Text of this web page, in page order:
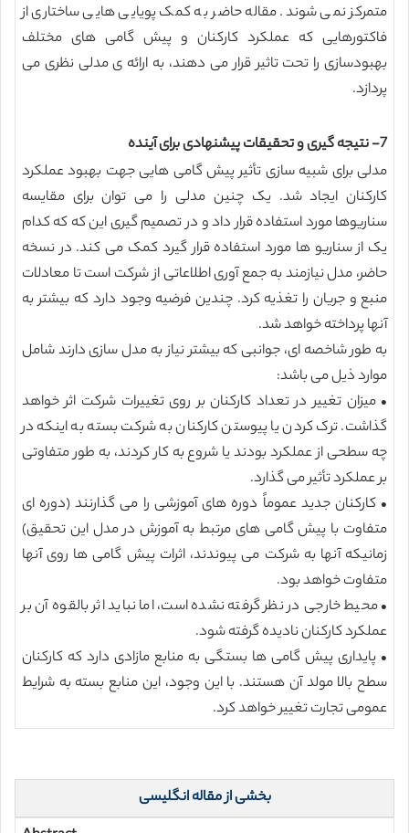
متمرکز نمی شوند. مقاله حاضر به کمک پویایی هایی ساختاری از
فاکتورهایی که عملکرد کارکنان و پیش گامی های مختلف
بهبودسازی را تحت تاثیر قرار می دهند، به ارائه ی مدلی نظری می
پردازد.
7- نتیجه گیری و تحقیقات پیشنهادی برای آینده
مدلی برای شبیه سازی تأثیر پیش گامی هایی جهت بهبود عملکرد
کارکنان ایجاد شد. یک چنین مدلی را می توان برای مقایسه
سناریوها مورد استفاده قرار داد و در تصمیم گیری این که که کدام
یک از سناریو ها مورد استفاده قرار گیرد کمک می کند. در نسخه
حاضر، مدل نیازمند به جمع آوری اطلاعاتی از شرکت است تا معادلات
منبع و جریان را تغذیه کرد. چندین فرضیه وجود دارد که بیشتر به
آنها پرداخته خواهد شد.
به طور شاخصه ای، جوانبی که بیشتر نیاز به مدل سازی دارند شامل
موارد ذیل می باشد:
• میزان تغییر در تعداد کارکنان بر روی تغییرات شرکت اثر خواهد
گذاشت. ترک کردن یا پیوستن کارکنان به شرکت بسته به اینکه در
چه سطحی از عملکرد بودند یا شروع به کار کردند، به طور متفاوتی
بر عملکرد تأثیر می گذارد.
• کارکنان جدید عموماً دوره های آموزشی را می گذارنند (دوره ای
متفاوت با پیش گامی های مرتبط به آموزش در مدل این تحقیق)
زمانیکه آنها به شرکت می پیوندند، اثرات پیش گامی ها روی آنها
متفاوت خواهد بود.
• محیط خارجی در نظر گرفته نشده است، اما نباید اثر بالقوه آن بر
عملکرد کارکنان نادیده گرفته شود.
• پایداری پیش گامی ها بستگی به منابع مازادی دارد که کارکنان
سطح بالا مولد آن هستند. با این وجود، این منابع بسته به شرایط
عمومی تجارت تغییر خواهد کرد.
بخشی از مقاله انگلیسی